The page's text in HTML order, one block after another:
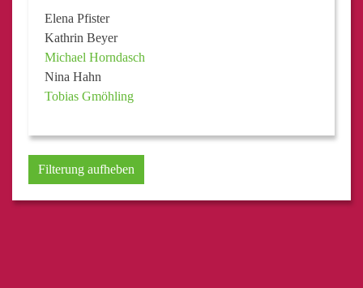
Elena Pfister
Kathrin Beyer
Michael Horndasch
Nina Hahn
Tobias Gmöhling
Filterung aufheben